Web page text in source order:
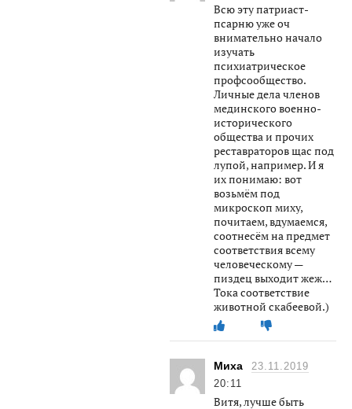
Всю эту патриаст-
псарню уже оч
внимательно начало
изучать
психиатрическое
профсообщество.
Личные дела членов
мединского военно-
исторического
общества и прочих
реставраторов щас под
лупой, например. И я
их понимаю: вот
возьмём под
микроскоп миху,
почитаем, вдумаемся,
соотнесём на предмет
соответствия всему
человеческому —
пиздец выходит жеж…
Тока соответствие
животной скабеевой.)
Миха
23.11.2019
20:11
Витя, лучше быть